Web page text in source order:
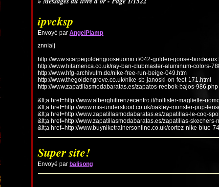
ipvcksp
Envoyé parAngelPlamp
znnialj
http://www.scarpegoldengooseuomo.it/042-golden-goose-
http://www.hitamerica.co.uk/ray-ban-clubmaster-aluminum-colors-
http://www.hfg-archivulm.de/nike-free-run-beige-049.htm
http://www.thegoldengrove.co.uk/nike-sb-janoski-on-feet-171.html
http://www.zapatillasmodabaratas.es/zapatos-reebok-bajos-986.php
&lt;a href=http://www.alberghifirenzecentro.it/hollister-magliette-
&lt;a href=http://www.mis-understood.co.uk/oakley-monster-pup-
&lt;a href=http://www.zapatillasmodabaratas.es/zapatillas-le-coq-
&lt;a href=http://www.zapatillasmodabaratas.es/zapatillas-
&lt;a href=http://www.buyniketrainersonline.co.uk/cortez-nike-blue-
Super site!
Envoyé par balisong